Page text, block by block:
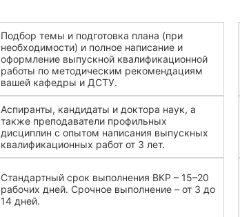
Подбор темы и подготовка плана (при
необходимости) и полное написание и
оформление выпускной квалификационной
работы по методическим рекомендациям
вашей кафедры и ДСТУ.
Аспиранты, кандидаты и доктора наук, а
также преподаватели профильных
дисциплин с опытом написания выпускных
квалификационных работ от 3 лет.
Стандартный срок выполнения ВКР – 15–20
рабочих дней. Срочное выполнение – от 3 до
14 дней.